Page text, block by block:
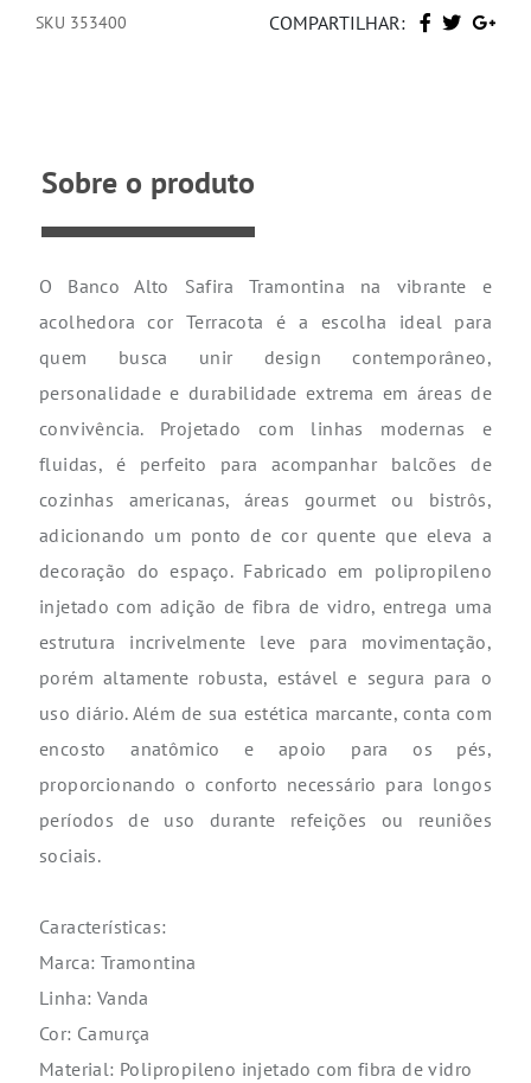
SKU 353400 COMPARTILHAR:
Sobre o produto
O Banco Alto Safira Tramontina na vibrante e
acolhedora cor Terracota é a escolha ideal para
quem busca unir design contemporâneo,
personalidade e durabilidade extrema em áreas de
convivência. Projetado com linhas modernas e
fluidas, é perfeito para acompanhar balcões de
cozinhas americanas, áreas gourmet ou bistrôs,
adicionando um ponto de cor quente que eleva a
decoração do espaço. Fabricado em polipropileno
injetado com adição de fibra de vidro, entrega uma
estrutura incrivelmente leve para movimentação,
porém altamente robusta, estável e segura para o
uso diário. Além de sua estética marcante, conta com
encosto anatômico e apoio para os pés,
proporcionando o conforto necessário para longos
períodos de uso durante refeições ou reuniões
sociais.
Características:
Marca: Tramontina
Linha: Vanda
Cor: Camurça
Material: Polipropileno injetado com fibra de vidro